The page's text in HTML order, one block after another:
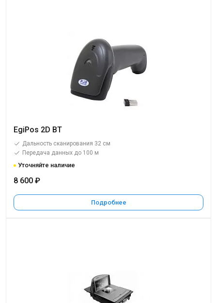
EgiPos 2D BT
Дальность сканирования 32 см
Передача данных до 100 м
Уточняйте наличие
8 600 ₽
Подробнее